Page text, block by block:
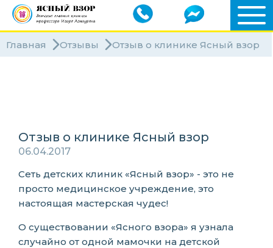
Главная Отзывы Отзыв о клинике Ясный взор
Отзыв о клинике Ясный взор
06.04.2017
Сеть детских клиник «Ясный взор» - это не
просто медицинское учреждение, это
настоящая мастерская чудес!
О существовании «Ясного взора» я узнала
случайно от одной мамочки на детской